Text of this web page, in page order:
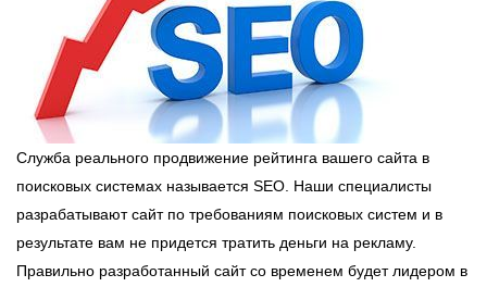
Служба реального продвижение рейтинга вашего сайта в
поисковых системах называется SEO. Наши специалисты
разрабатывают сайт по требованиям поисковых систем и в
результате вам не придется тратить деньги на рекламу.
Правильно разработанный сайт со временем будет лидером в